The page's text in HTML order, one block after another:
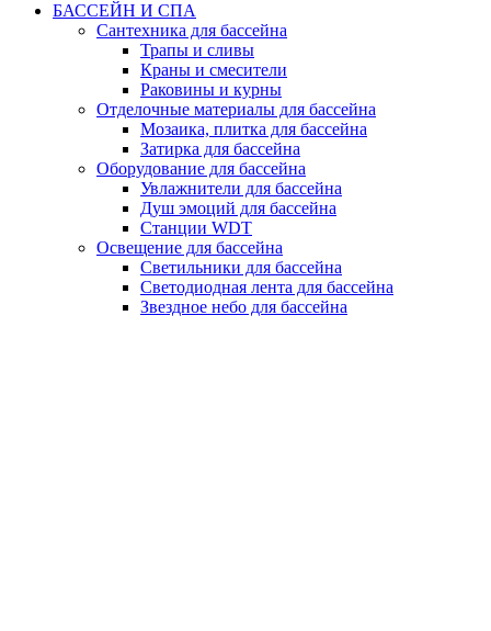
БАССЕЙН И СПА
Сантехника для бассейна
Трапы и сливы
Краны и смесители
Раковины и курны
Отделочные материалы для бассейна
Мозаика, плитка для бассейна
Затирка для бассейна
Оборудование для бассейна
Увлажнители для бассейна
Душ эмоций для бассейна
Станции WDT
Освещение для бассейна
Светильники для бассейна
Светодиодная лента для бассейна
Звездное небо для бассейна